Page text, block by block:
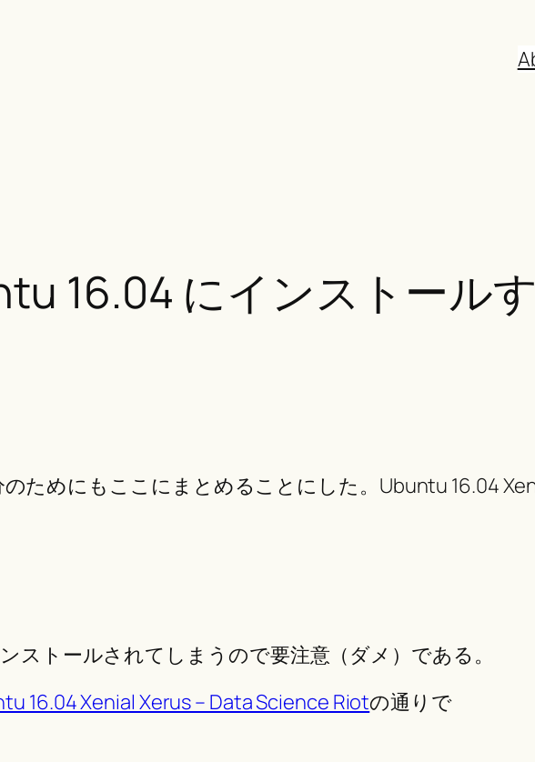
16.04 にインストール
ためにもここにまとめることにした。Ubuntu 16.04
ストールされてしまうので要注意（ダメ）である。
16.04 Xenial Xerus – Data Science Riotの通りで